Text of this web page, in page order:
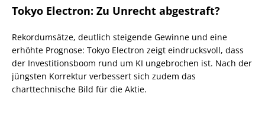
Tokyo Electron: Zu Unrecht abgestraft?
Rekordumsätze, deutlich steigende Gewinne und eine
erhöhte Prognose: Tokyo Electron zeigt eindrucksvoll, dass
der Investitionsboom rund um KI ungebrochen ist. Nach der
jüngsten Korrektur verbessert sich zudem das
charttechnische Bild für die Aktie.